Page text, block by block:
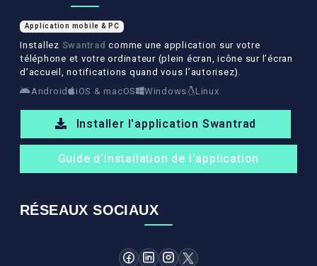
Application mobile & PC
Installez Swantrad comme une application sur votre
téléphone et votre ordinateur (plein écran, icône sur l’écran
d’accueil, notifications quand vous l’autorisez).
Android
iOS & macOS Windows Linux
Installer l'application Swantrad
Guide d’installation de l'application
RÉSEAUX SOCIAUX